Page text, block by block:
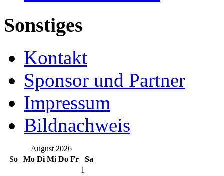
Sonstiges
Kontakt
Sponsor und Partner
Impressum
Bildnachweis
August 2026
So
Mo Di Mi Do Fr
Sa
1